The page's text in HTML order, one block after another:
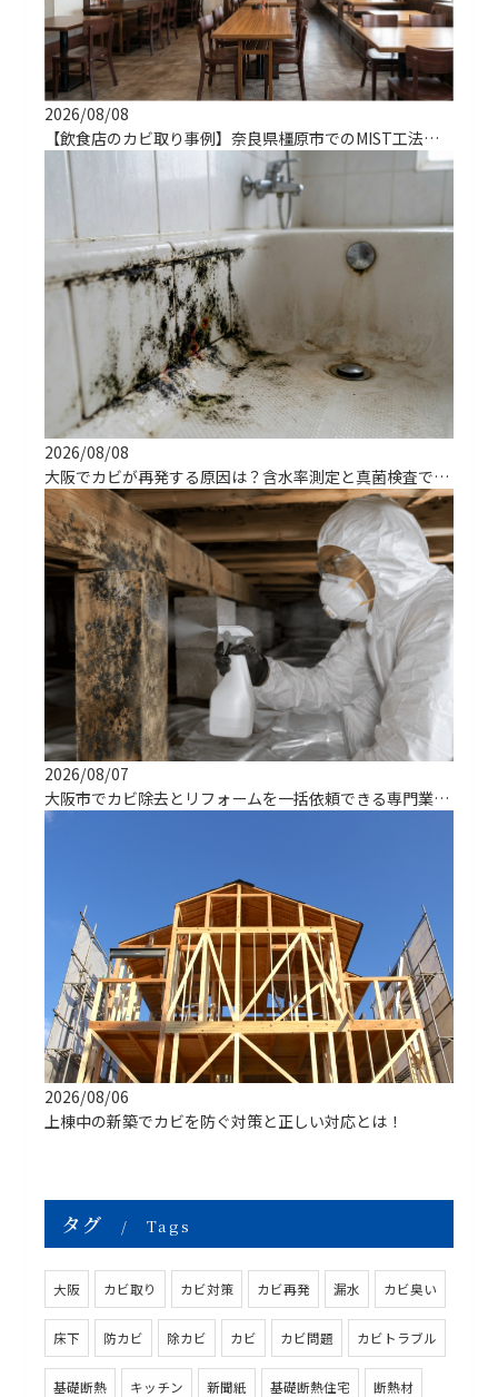
2026/08/08
【飲食店のカビ取り事例】奈良県橿原市でのMIST工法による解決実績
2026/08/08
大阪でカビが再発する原因は？含水率測定と真菌検査で根治する
2026/08/07
大阪市でカビ除去とリフォームを一括依頼できる専門業者の選び方
2026/08/06
上棟中の新築でカビを防ぐ対策と正しい対応とは！
タグ Tags
大阪 カビ取り カビ対策 カビ再発 漏水 カビ臭い
床下 防カビ 除カビ カビ カビ問題 カビトラブル
基礎断熱 キッチン 新聞紙 基礎断熱住宅 断熱材